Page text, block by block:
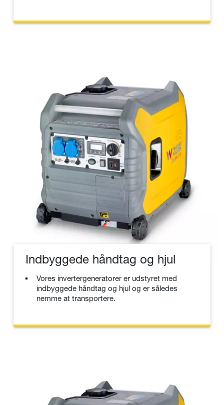
Indbyggede håndtag og hjul
Vores invertergeneratorer er udstyret med
indbyggede håndtag og hjul og er således
nemme at transportere.